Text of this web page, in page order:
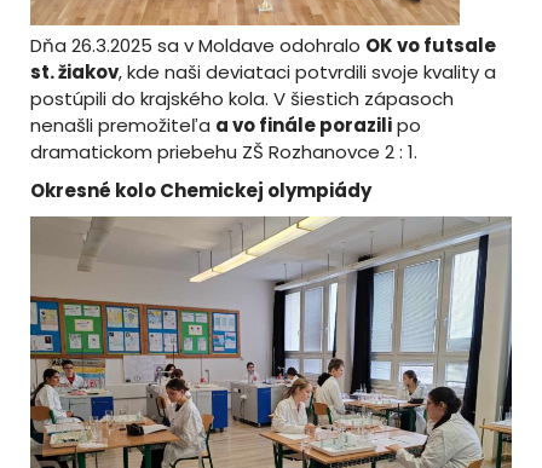
Dňa 26.3.2025 sa v Moldave odohralo OK vo futsale
st. žiakov, kde naši deviataci potvrdili svoje kvality a
postúpili do krajského kola. V šiestich zápasoch
nenašli premožiteľa a vo finále porazilipo
dramatickom priebehu ZŠ Rozhanovce 2 : 1.
Okresné kolo Chemickej olympiády